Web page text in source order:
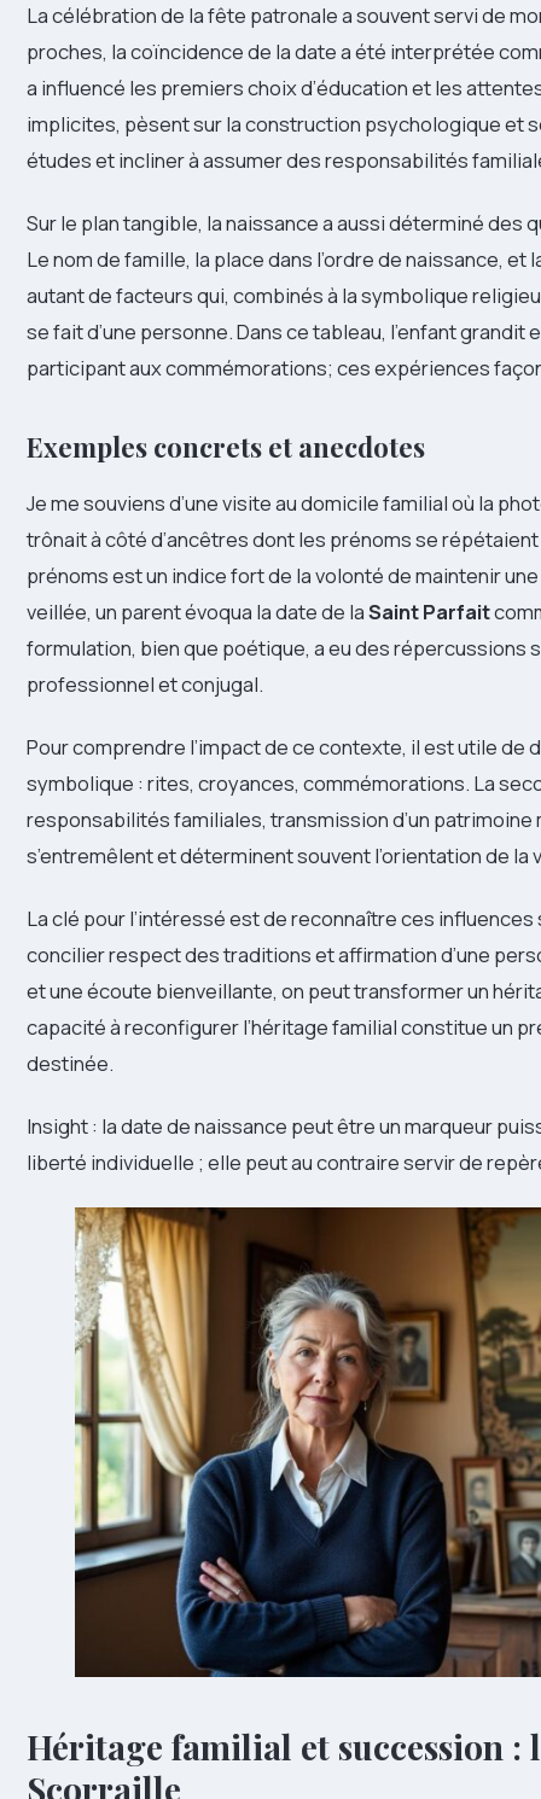
La célébration de la fête patronale a souvent servi de
proches, la coïncidence de la date a été interprétée
a influencé les premiers choix d’éducation et les
implicites, pèsent sur la construction psychologique et
études et incliner à assumer des responsabilités
Sur le plan tangible, la naissance a aussi déterminé
Le nom de famille, la place dans l’ordre de naissance,
autant de facteurs qui, combinés à la symbolique
se fait d’une personne. Dans ce tableau, l’enfant
participant aux commémorations; ces expériences
Exemples concrets et anecdotes
Je me souviens d’une visite au domicile familial où la
trônait à côté d’ancêtres dont les prénoms se
prénoms est un indice fort de la volonté de maintenir
veillée, un parent évoqua la date de laSaint Parfait
formulation, bien que poétique, a eu des répercussions
professionnel et conjugal.
Pour comprendre l’impact de ce contexte, il est utile
symbolique : rites, croyances, commémorations. La
responsabilités familiales, transmission d’un
s’entremêlent et déterminent souvent l’orientation de la
La clé pour l’intéressé est de reconnaître ces
concilier respect des traditions et affirmation d’une
et une écoute bienveillante, on peut transformer un
capacité à reconfigurer l’héritage familial constitue un
destinée.
Insight : la date de naissance peut être un marqueur
liberté individuelle ; elle peut au contraire servir de
Héritage familial et succession :
Scorraille